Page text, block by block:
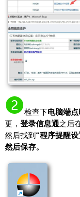
检查下电脑端
更， 登录信息通之后
然后找到“程序提醒
然后保存。